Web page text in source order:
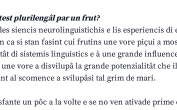
plurilengâl par un frut?
siencis neurolinguistichis e lis esperiencis di
ca si stan fasint cui frutins une vore piçui a
di sistemis linguistics e à une grande
une vore a disvilupâ la grande potenzialitât che
al scomence a svilupâsi tal grim de mari.
un pôc a la volte e se no ven ativade prime